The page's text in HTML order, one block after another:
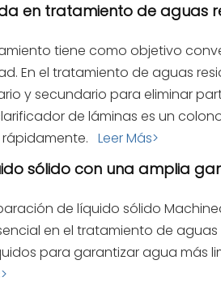
en tratamiento de aguas
tiene como objetivo
En el tratamiento de aguas
y secundario para eliminar
de láminas es un
Leer Más>
sólido con una amplia
de líquido sólido
en el tratamiento de
para garantizar agua más